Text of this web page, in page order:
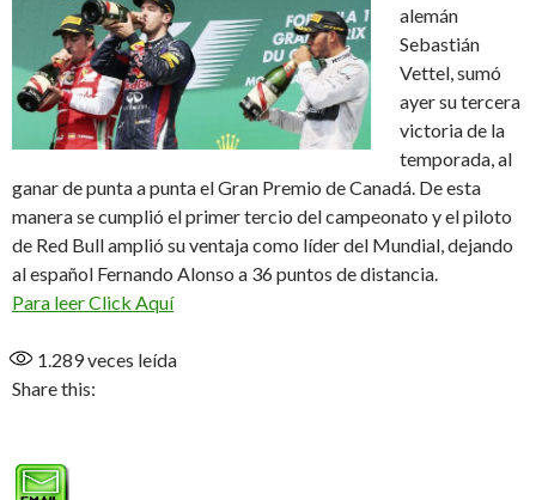
alemán
Sebastián
Vettel, sumó
ayer su tercera
victoria de la
temporada, al
ganar de punta a punta el Gran Premio de Canadá. De esta
manera se cumplió el primer tercio del campeonato y el piloto
de Red Bull amplió su ventaja como líder del Mundial, dejando
al español Fernando Alonso a 36 puntos de distancia.
Para leer Click Aquí
1.289veces leída
Share this: